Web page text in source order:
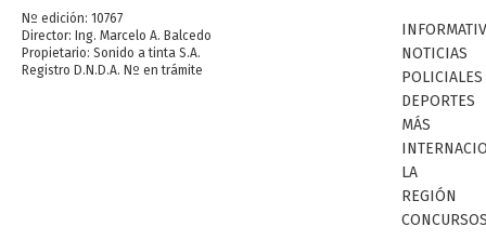
Nº edición: 10767
Director: Ing. Marcelo A. Balcedo
Propietario: Sonido a tinta S.A.
Registro D.N.D.A. Nº en trámite
NOTICIAS
POLICIALES
DEPORTES
MÁS
LA
REGIÓN